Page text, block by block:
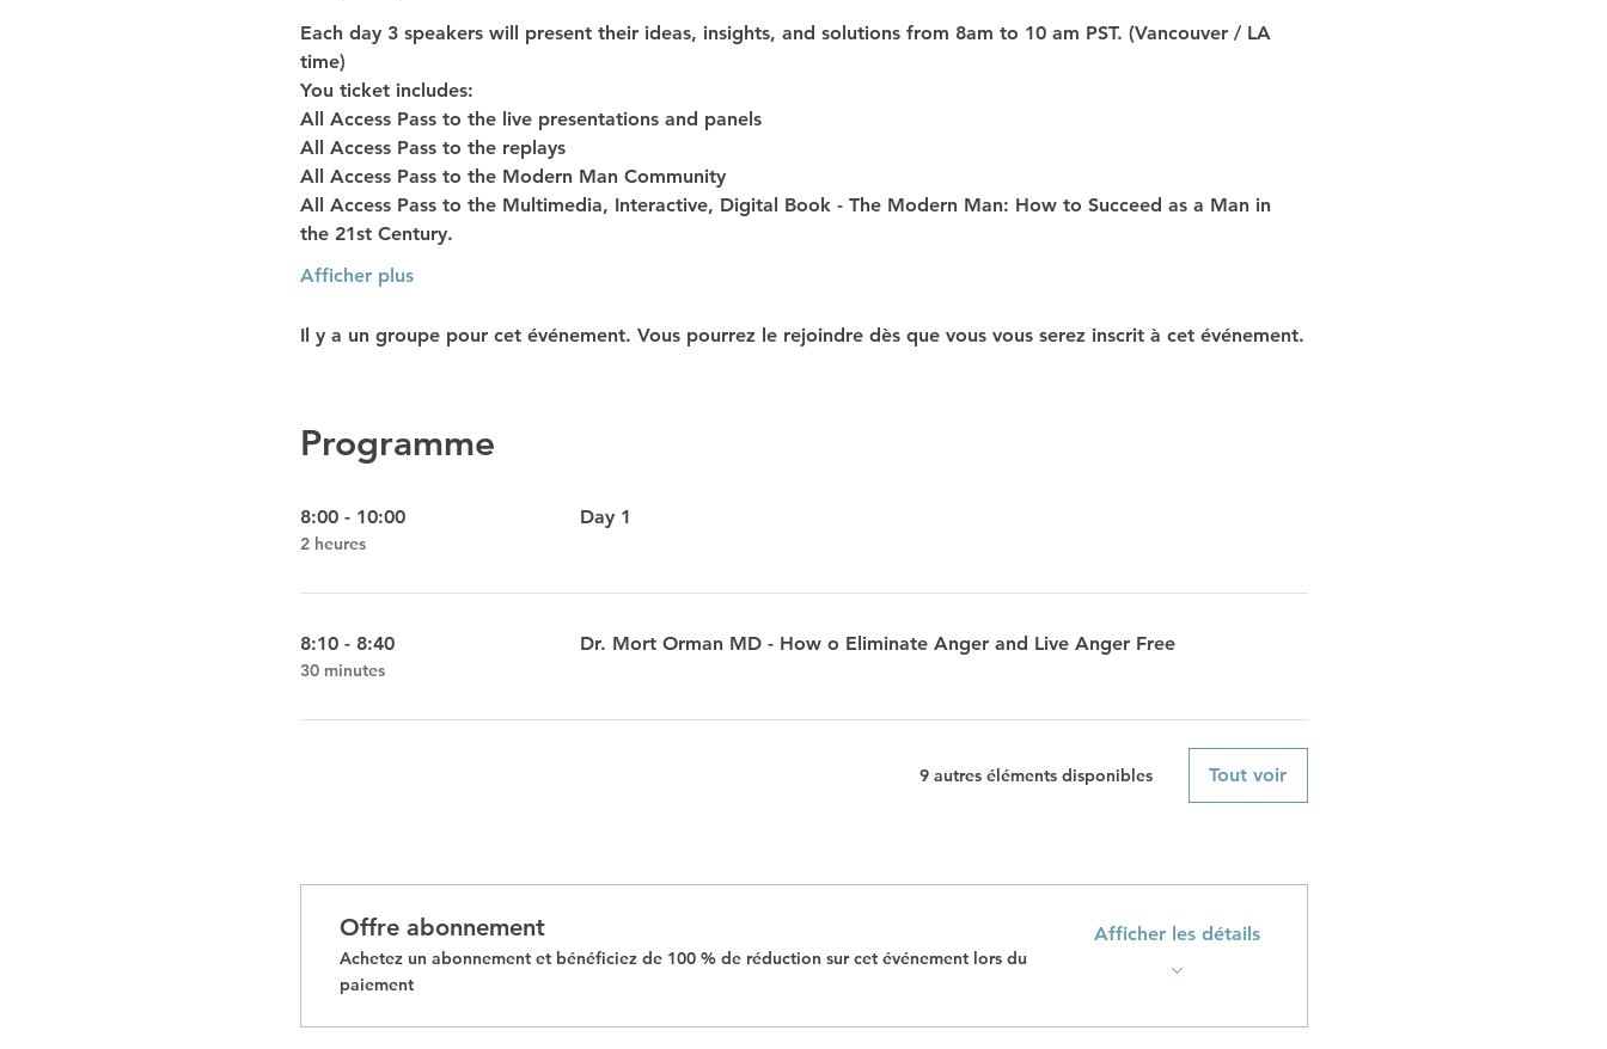
Each day 3 speakers will present their ideas, insights, and solutions from 8am to 10 am PST. (Vancouver / LA
time)
You ticket includes:
All Access Pass to the live presentations and panels
All Access Pass to the replays
All Access Pass to the Modern Man Community
All Access Pass to the Multimedia, Interactive, Digital Book - The Modern Man: How to Succeed as a Man in
the 21st Century.
Afficher plus
Il y a un groupe pour cet événement. Vous pourrez le rejoindre dès que vous vous serez inscrit à cet événement.
Programme
8:00 - 10:00
2 heures
Day 1
8:10 - 8:40
30 minutes
Dr. Mort Orman MD - How o Eliminate Anger and Live Anger Free
9 autres éléments disponibles Tout voir
Offre abonnement
Achetez un abonnement et bénéficiez de 100 % de réduction sur cet événement lors du
paiement
Afficher les détails